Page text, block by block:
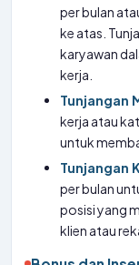
per bulan
ke atas.
karyawan
kerja.
Tunjangan
kerja atau
untuk
Tunjangan
per bulan
posisi yang
klien atau